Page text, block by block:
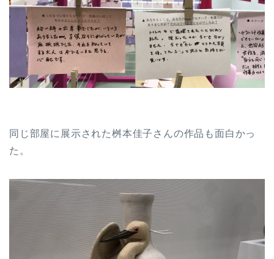
同じ部屋に展示された桝本佳子さんの作品も面白かっ
た。